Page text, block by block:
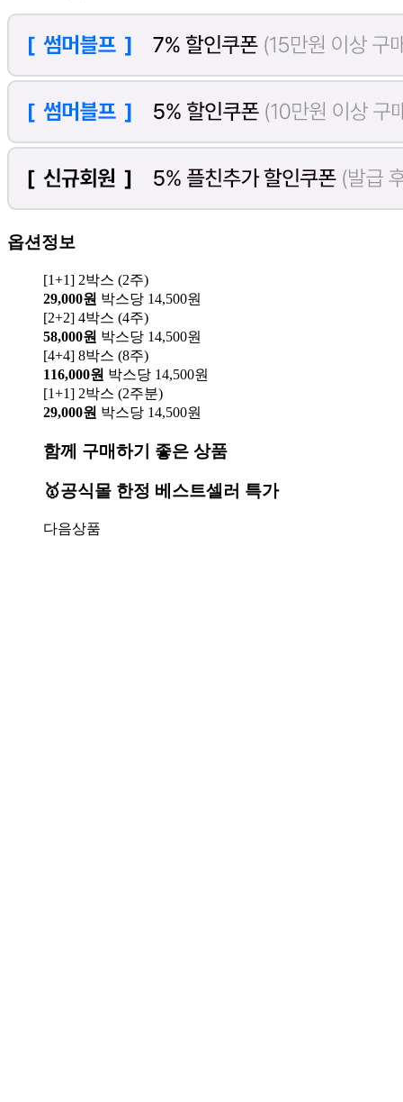
옵션정보
[1+1] 2박스 (2주)
29,000원 박스당 14,500원
[2+2] 4박스 (4주)
58,000원 박스당 14,500원
[4+4] 8박스 (8주)
116,000원 박스당 14,500원
[1+1] 2박스 (2주분)
29,000원 박스당 14,500원
함께 구매하기 좋은 상품
🥇공식몰 한정 베스트셀러 특가
다음상품